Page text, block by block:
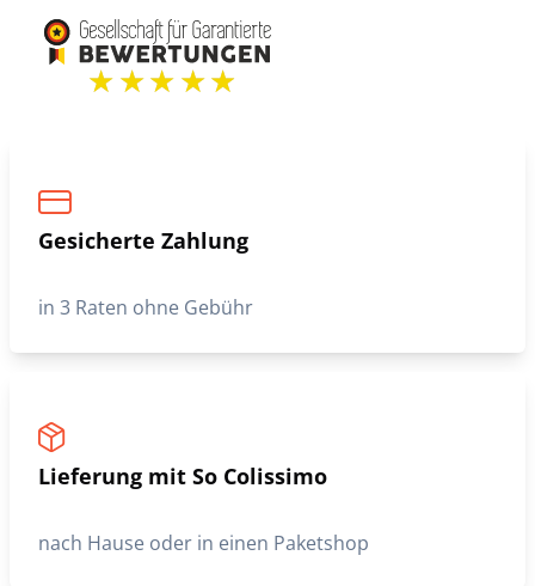
Gesicherte Zahlung
in 3 Raten ohne Gebühr
Lieferung mit So Colissimo
nach Hause oder in einen Paketshop